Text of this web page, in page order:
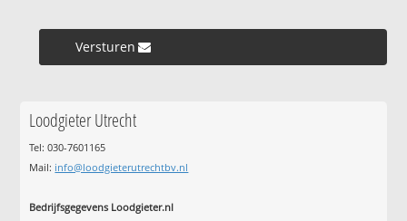
Versturen »
Loodgieter Utrecht
Tel: 030-7601165
Mail: info@loodgieterutrechtbv.nl
Bedrijfsgegevens Loodgieter.nl